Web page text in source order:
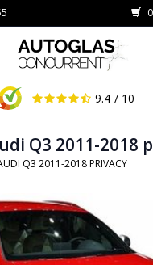
9.4 / 10
Q3 2011-2018
Q3 2011-2018 PRIVACY